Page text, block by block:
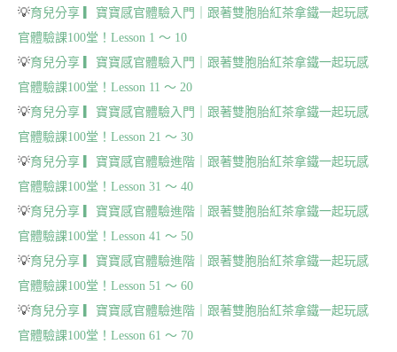
💡育兒分享 ▎寶寶感官體驗入門｜跟著雙胞胎紅茶拿鐵一起玩感
官體驗課100堂！Lesson 1 ～ 10
💡育兒分享 ▎寶寶感官體驗入門｜跟著雙胞胎紅茶拿鐵一起玩感
官體驗課100堂！Lesson 11 ～ 20
💡育兒分享 ▎寶寶感官體驗入門｜跟著雙胞胎紅茶拿鐵一起玩感
官體驗課100堂！Lesson 21 ～ 30
💡育兒分享 ▎寶寶感官體驗進階｜跟著雙胞胎紅茶拿鐵一起玩感
官體驗課100堂！Lesson 31 ～ 40
💡育兒分享 ▎寶寶感官體驗進階｜跟著雙胞胎紅茶拿鐵一起玩感
官體驗課100堂！Lesson 41 ～ 50
💡育兒分享 ▎寶寶感官體驗進階｜跟著雙胞胎紅茶拿鐵一起玩感
官體驗課100堂！Lesson 51 ～ 60
💡育兒分享 ▎寶寶感官體驗進階｜跟著雙胞胎紅茶拿鐵一起玩感
官體驗課100堂！Lesson 61 ～ 70